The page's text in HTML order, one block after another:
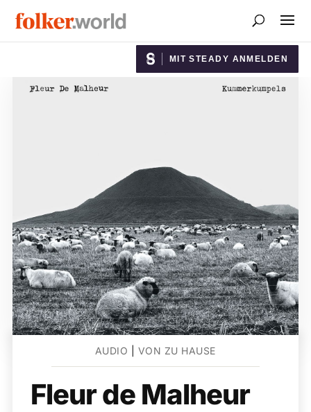
MIT STEADY ANMELDEN
AUDIO VON ZU HAUSE
Fleur de Malheur